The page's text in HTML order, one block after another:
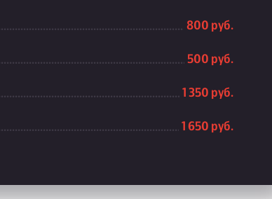
800 руб.
500 руб.
1 350 руб.
1 650 руб.